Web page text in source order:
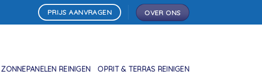
PRIJS AANVRAGEN OVER ONS
ZONNEPANELEN REINIGEN OPRIT & TERRAS REINIGEN